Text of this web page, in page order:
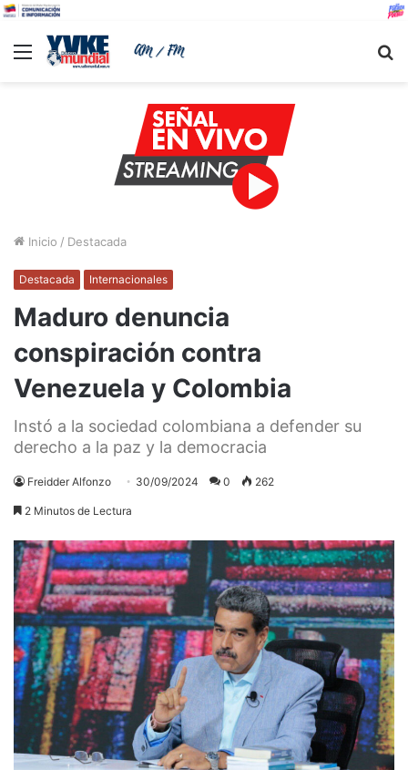
Menu
Inicio / Destacada
Destacada Internacionales
Maduro denuncia
conspiración contra
Venezuela y Colombia
Instó a la sociedad colombiana a defender su
derecho a la paz y la democracia
Freidder Alfonzo 30/09/2024 0 262
2 Minutos de Lectura